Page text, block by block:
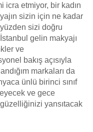
icra etmiyor, bir kadın
sizin için ne kadar
sizi doğru
gelin makyajı
ve
bakış açısıyla
markaları da
ünlü birinci sınıf
ve gece
yansıtacak